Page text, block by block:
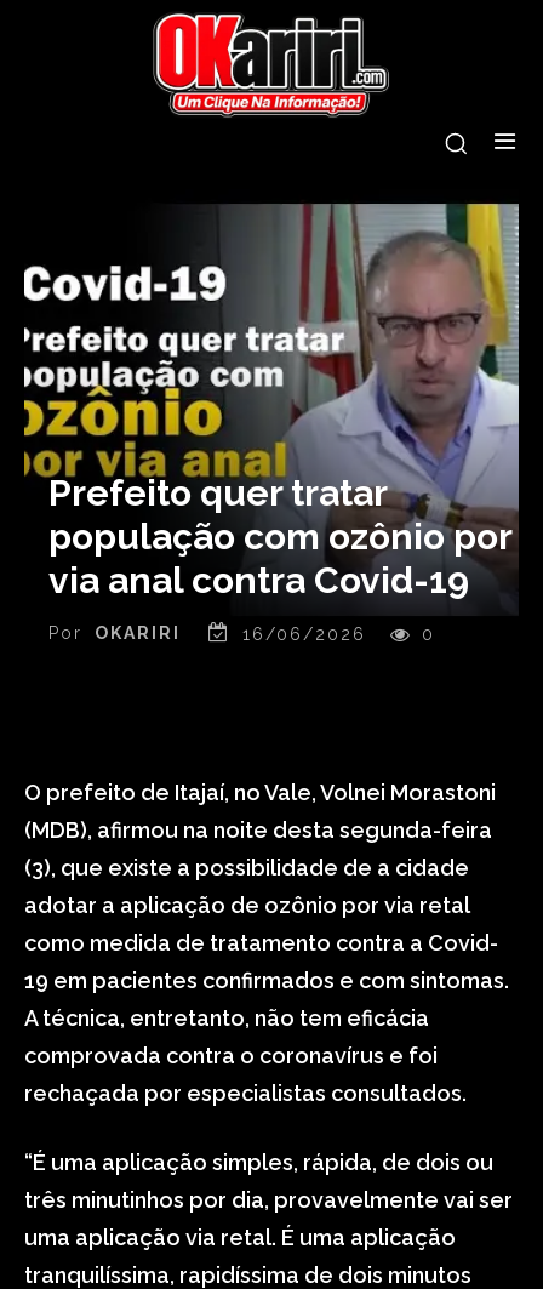
Prefeito quer tratar
população com ozônio por
via anal contra Covid-19
Por OKARIRI 16/06/2026 0
O prefeito de Itajaí, no Vale, Volnei Morastoni
(MDB), afirmou na noite desta segunda-feira
(3), que existe a possibilidade de a cidade
adotar a aplicação de ozônio por via retal
como medida de tratamento contra a Covid-
19 em pacientes confirmados e com sintomas.
A técnica, entretanto, não tem eficácia
comprovada contra o coronavírus e foi
rechaçada por especialistas consultados.
“É uma aplicação simples, rápida, de dois ou
três minutinhos por dia, provavelmente vai ser
uma aplicação via retal. É uma aplicação
tranquilíssima, rapidíssima de dois minutos